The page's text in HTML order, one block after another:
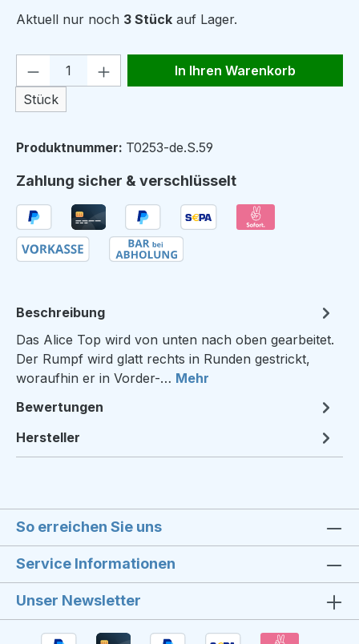
Aktuell nur noch 3 Stück auf Lager.
Produkt Anzahl: Gib den
Stück
In Ihren Warenkorb
Produktnummer: T0253-de.S.59
Zahlung sicher & verschlüsselt
Beschreibung
Das Alice Top wird von unten nach oben gearbeitet.
Der Rumpf wird glatt rechts in Runden gestrickt,
woraufhin er in Vorder-… Mehr
Bewertungen
Hersteller
So erreichen Sie uns
Service Informationen
Unser Newsletter